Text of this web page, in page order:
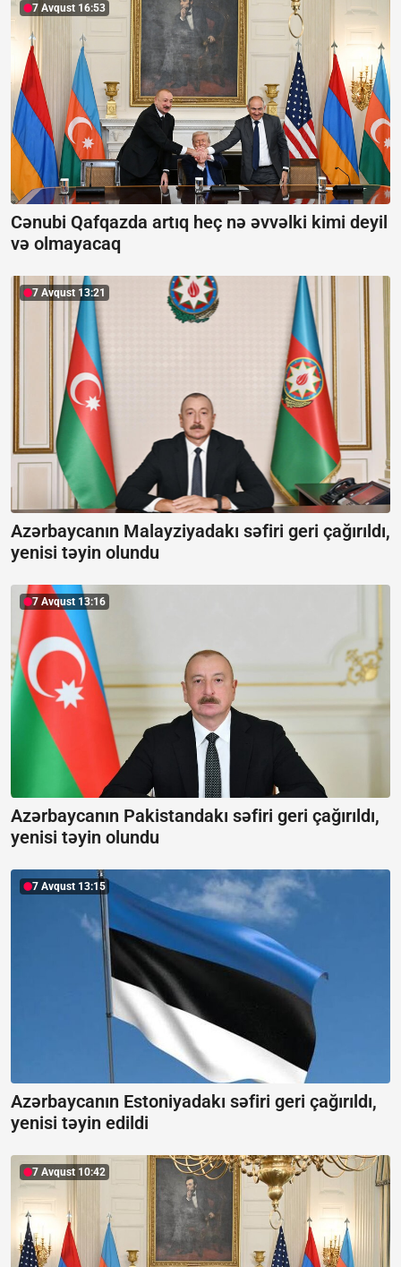
7 Avqust 16:53
Cənubi Qafqazda artıq heç nə əvvəlki kimi deyil
və olmayacaq
7 Avqust 13:21
Azərbaycanın Malayziyadakı səfiri geri çağırıldı,
yenisi təyin olundu
7 Avqust 13:16
Azərbaycanın Pakistandakı səfiri geri çağırıldı,
yenisi təyin olundu
7 Avqust 13:15
Azərbaycanın Estoniyadakı səfiri geri çağırıldı,
yenisi təyin edildi
7 Avqust 10:42